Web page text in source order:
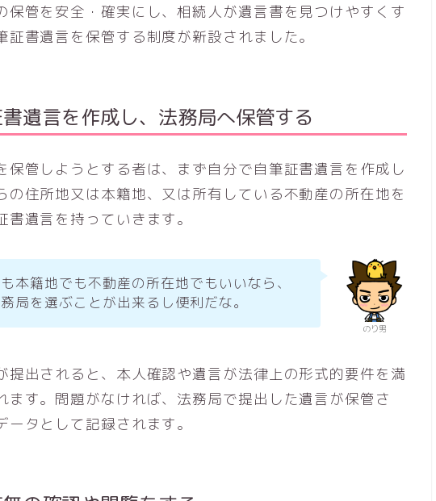
保管を安全・確実にし、相続人が遺言書を見つけやすくす
書遺言を保管する制度が新設されました。
遺言を作成し、法務局へ保管する
保管しようとする者は、まず自分で自筆証書遺言を作成し
の住所地又は本籍地、又は所有している不動産の所在地を
遺言を持っていきます。
のり男
本籍地でも不動産の所在地でもいいなら、
局を選ぶことが出来るし便利だな。
提出されると、本人確認や遺言が法律上の形式的要件を満
ます。問題がなければ、法務局で提出した遺言が保管さ
タとして記録されます。